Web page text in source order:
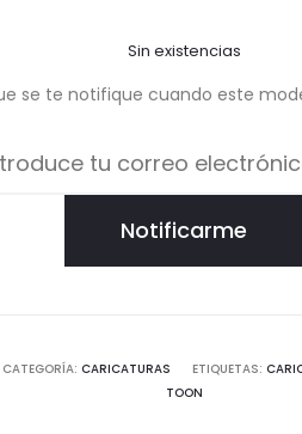
Sin existencias
se te notifique cuando este
Notificarme
CATEGORÍA: CARICATURAS ETIQUETAS:
TOON